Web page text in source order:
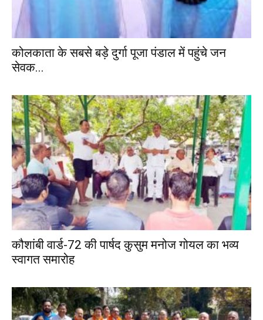
कोलकाता के सबसे बड़े दुर्गा पूजा पंडाल में पहुंचे जन
सेवक...
कौशांबी वार्ड-72 की पार्षद कुसुम मनोज गोयल का भव्य
स्वागत समारोह